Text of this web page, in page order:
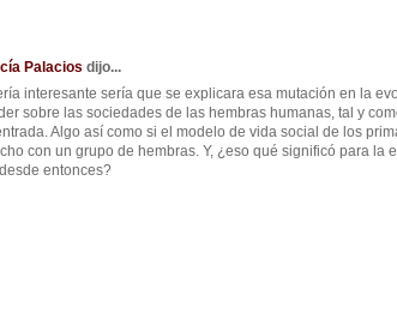
Palacios dijo...
interesante sería que se explicara esa mutación en la
sobre las sociedades de las hembras humanas, tal y
Algo así como si el modelo de vida social de los
con un grupo de hembras. Y, ¿eso qué significó para
entonces?